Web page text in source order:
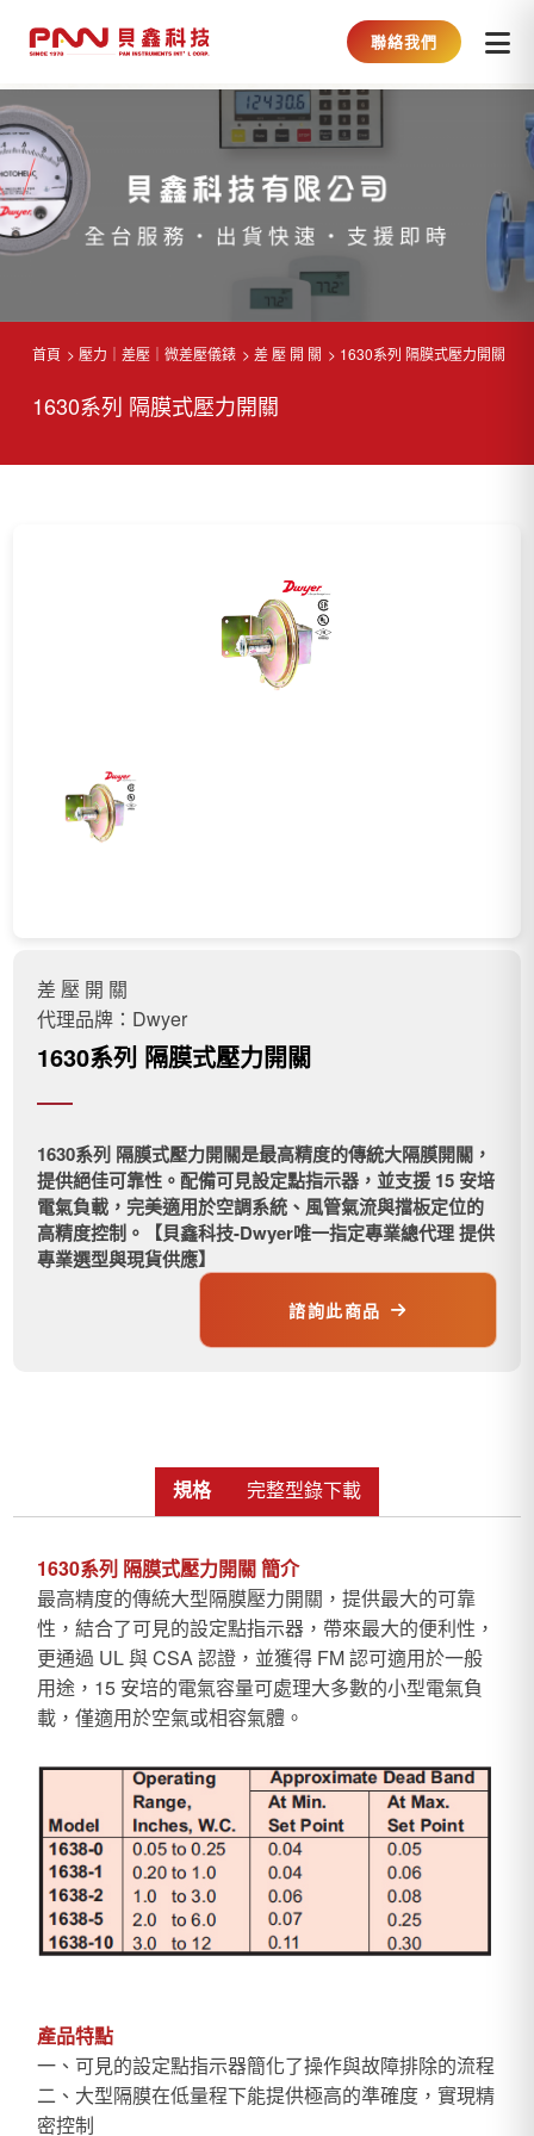
聯絡我們
首頁 壓力｜差壓｜微差壓儀錶 差 壓 開 關 1630系列 隔膜式壓力開關
1630系列 隔膜式壓力開關
差 壓 開 關
代理品牌：Dwyer
1630系列 隔膜式壓力開關
1630系列 隔膜式壓力開關是最高精度的傳統大隔膜開關，
提供絕佳可靠性。配備可見設定點指示器，並支援 15 安培
電氣負載，完美適用於空調系統、風管氣流與擋板定位的
高精度控制。【貝鑫科技-Dwyer唯一指定專業總代理 提供
專業選型與現貨供應】
諮詢此商品
規格 完整型錄下載
1630系列 隔膜式壓力開關 簡介
最高精度的傳統大型隔膜壓力開關，提供最大的可靠
性，結合了可見的設定點指示器，帶來最大的便利性，
更通過 UL 與 CSA 認證，並獲得 FM 認可適用於一般
用途，15 安培的電氣容量可處理大多數的小型電氣負
載，僅適用於空氣或相容氣體。
產品特點
一、可見的設定點指示器簡化了操作與故障排除的流程
二、大型隔膜在低量程下能提供極高的準確度，實現精
密控制